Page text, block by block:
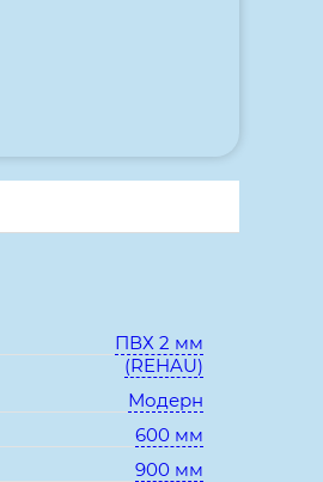
ПВХ 2 мм
(REHAU)
Модерн
600 мм
900 мм